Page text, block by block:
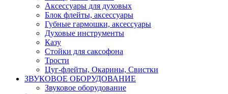
Аксессуары для духовых
Блок флейты, аксессуары
Губные гармошки, аксессуары
Духовые инструменты
Казу
Стойки для саксофона
Трости
Цуг-флейты, Окарины, Свистки
ЗВУКОВОЕ ОБОРУДОВАНИЕ
Звуковое оборудование